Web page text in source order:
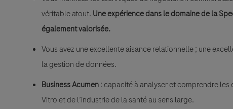
véritable atout. Une expérience dans le domaine de la
également valorisée.
Vous avez une excellente aisance relationnelle ; une
la gestion de données.
Business Acumen: capacité à analyser et comprendre les
Vitro et de l’industrie de la santé au sens large.